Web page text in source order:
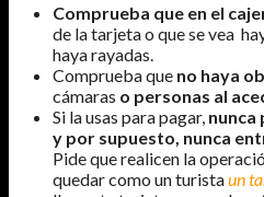
Comprueba que en el
de la tarjeta o que se vea
haya rayadas.
Comprueba que no haya
cámaras o personas al
Si la usas para pagar, nunca
y por supuesto, nunca
Pide que realicen la
quedar como un turistaun